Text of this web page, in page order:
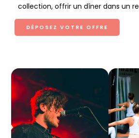
collection, offrir un dîner dans un
DÉPOSEZ VOTRE OFFRE